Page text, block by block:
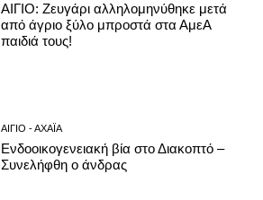
ΑΙΓΙΟ: Ζευγάρι αλληλομηνύθηκε μετά
από άγριο ξύλο μπροστά στα ΑμεΑ
παιδιά τους!
ΑΊΓΙΟ - ΑΧΑΪ́Α
Ενδοοικογενειακή βία στο Διακοπτό –
Συνελήφθη ο άνδρας